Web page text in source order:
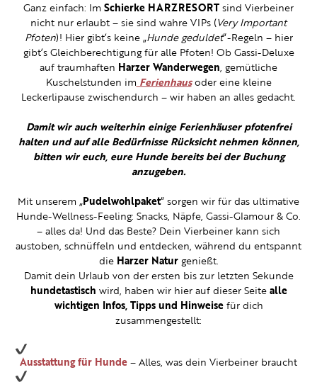
Ganz einfach: Im Schierke HARZRESORT sind Vierbeiner
nicht nur erlaubt – sie sind wahre VIPs (Very Important
Pfoten)! Hier gibt’s keine „Hunde geduldet“-Regeln – hier
gibt’s Gleichberechtigung für alle Pfoten! Ob Gassi-Deluxe
auf traumhaften Harzer Wanderwegen, gemütliche
Kuschelstunden im Ferienhaus oder eine kleine
Leckerlipause zwischendurch – wir haben an alles gedacht.
Damit wir auch weiterhin einige Ferienhäuser pfotenfrei
halten und auf alle Bedürfnisse Rücksicht nehmen können,
bitten wir euch, eure Hunde bereits bei der Buchung
anzugeben.
Mit unserem „Pudelwohlpaket“ sorgen wir für das ultimative
Hunde-Wellness-Feeling: Snacks, Näpfe, Gassi-Glamour & Co.
– alles da! Und das Beste? Dein Vierbeiner kann sich
austoben, schnüffeln und entdecken, während du entspannt
die Harzer Naturgenießt.
Damit dein Urlaub von der ersten bis zur letzten Sekunde
hundetastisch wird, haben wir hier auf dieser Seite alle
wichtigen Infos, Tipps und Hinweisefür dich
zusammengestellt:
Ausstattung für Hunde – Alles, was dein Vierbeiner braucht